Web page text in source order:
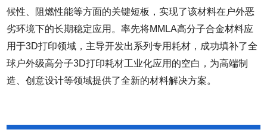
候性、阻燃性能等方面的关键短板，实现了该材料在户外恶
劣环境下的长期稳定应用。率先将MMLA高分子合金材料应
用于3D打印领域，主导开发出系列专用耗材，成功填补了全
球户外级高分子3D打印耗材工业化应用的空白，为高端制
造、创意设计等领域提供了全新的材料解决方案。